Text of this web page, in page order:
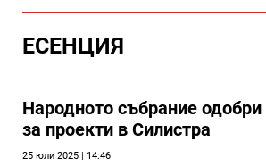
ЕСЕНЦИЯ
Народното събрание
за проекти в Силистра
25 юли 2025 | 14:46